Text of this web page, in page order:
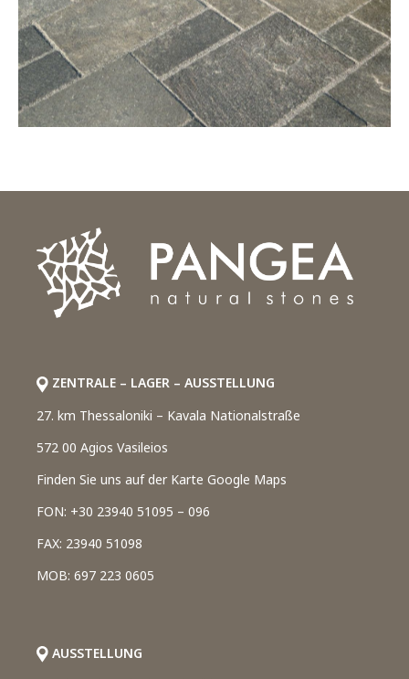
ZENTRALE – LAGER – AUSSTELLUNG
27. km Thessaloniki – Kavala Nationalstraße
572 00 Agios Vasileios
Finden Sie uns auf der Karte Google Maps
FON: +30 23940 51095 – 096
FAX: 23940 51098
MOB: 697 223 0605
AUSSTELLUNG